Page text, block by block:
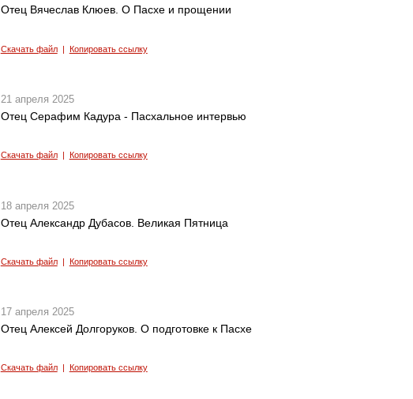
Отец Вячеслав Клюев. О Пасхе и прощении
Скачать файл| Копировать ссылку
21 апреля 2025
Отец Серафим Кадура - Пасхальное интервью
Скачать файл| Копировать ссылку
18 апреля 2025
Отец Александр Дубасов. Великая Пятница
Скачать файл| Копировать ссылку
17 апреля 2025
Отец Алексей Долгоруков. О подготовке к Пасхе
Скачать файл| Копировать ссылку